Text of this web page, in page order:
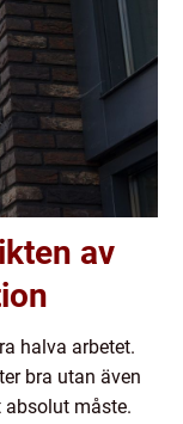
av
halva arbetet.
bra utan även
absolut måste.